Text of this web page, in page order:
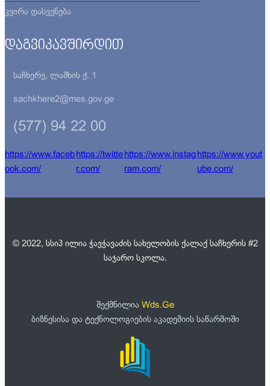
კვირა დასვენება
დაგვიკავშირდით
საჩხერე, ლაშხის ქ. 1
sachkhere2@mes.gov.ge
(577) 94 22 00
https://www.faceb
ook.com/
https://twitte
r.com/
https://www.instag
ram.com/
https://www.yout
ube.com/
© 2022, სსიპ ილია ჭავჭავაძის სახელობის ქალაქ საჩხერის #2
საჯარო სკოლა.
შექმნილია Wds.Ge
ბიზნესისა და ტექნოლოგიების აკადემიის საწარმოში